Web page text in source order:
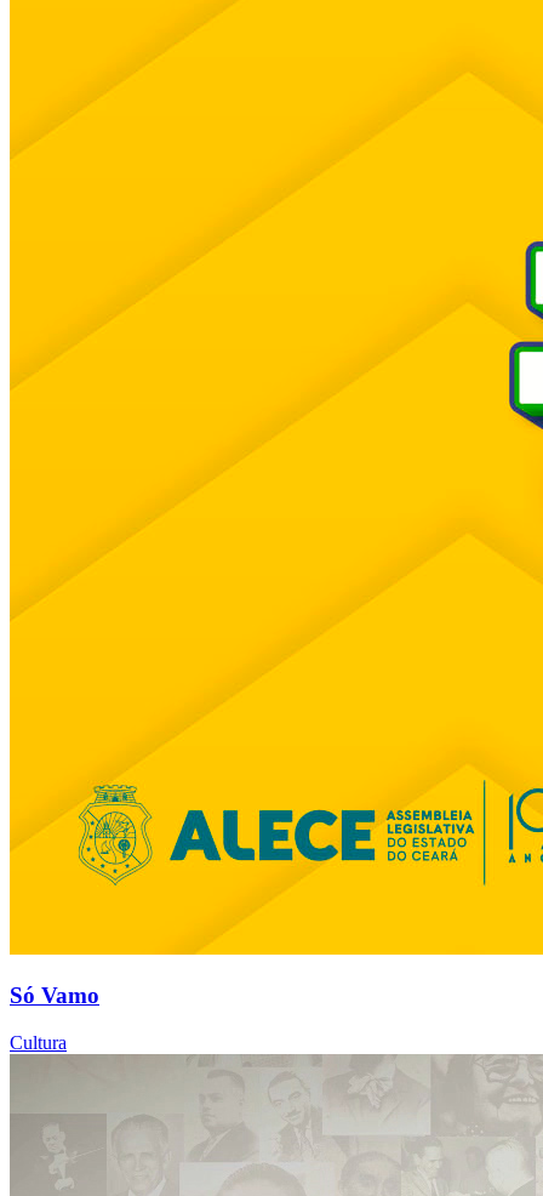
Só Vamo
Cultura